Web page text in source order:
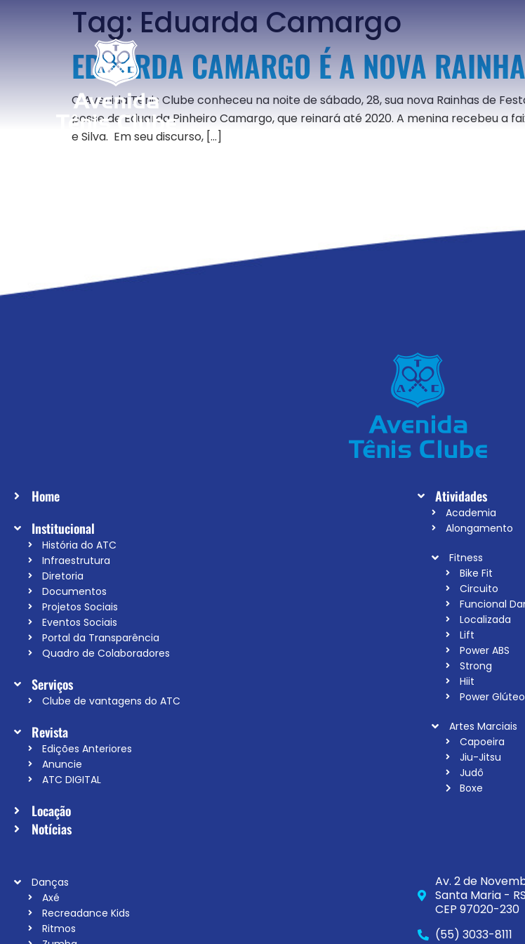
Tag:Eduarda Camargo
EDUARDA CAMARGO É A NOVA
O Avenida Tênis Clube conheceu na noite de sábado, 28, sua nova Rainhas de
posse de Eduarda Pinheiro Camargo, que reinará até 2020. A menina recebeu a
e Silva. Em seu discurso, […]
Home
Institucional
História do ATC
Infraestrutura
Diretoria
Documentos
Projetos Sociais
Eventos Sociais
Portal da Transparência
Quadro de Colaboradores
Serviços
Clube de vantagens do ATC
Revista
Edições Anteriores
Anuncie
ATC DIGITAL
Locação
Notícias
Atividades
Academia
Alongamento
Fitness
Bike Fit
Circuito
Funcional
Localizada
Lift
Power ABS
Strong
Hiit
Power
Artes Marciais
Capoeira
Jiu-Jitsu
Judô
Boxe
Danças
Axé
Recreadance Kids
Ritmos
Av. 2 de
Santa Maria - RS
CEP 97020-230
(55) 3033-8111